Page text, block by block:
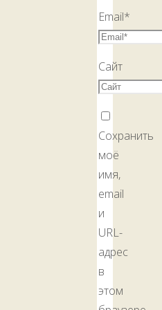
Email*
Сайт
Сохранить
моё
имя,
email
и
URL-
адрес
в
этом